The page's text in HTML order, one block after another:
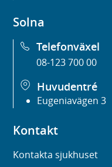
Solna
Telefonväxel
08-123 700 00
Huvudentré
Eugeniavägen 3
Kontakt
Kontakta sjukhuset